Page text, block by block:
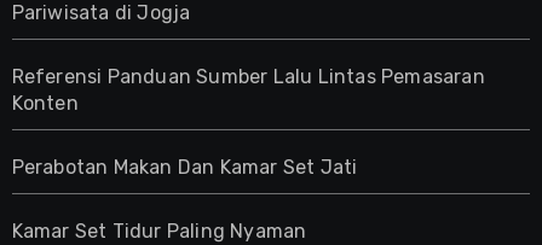
Pariwisata di Jogja
Referensi Panduan Sumber Lalu Lintas Pemasaran
Konten
Perabotan Makan Dan Kamar Set Jati
Kamar Set Tidur Paling Nyaman